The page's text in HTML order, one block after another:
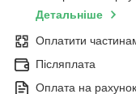
Детальніше
Оплатити
Післяплата
Оплата на рахунок